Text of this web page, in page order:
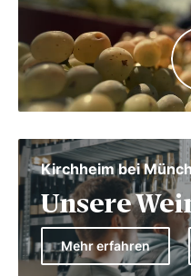
Kirchheim bei
Unsere
Mehr erfahren